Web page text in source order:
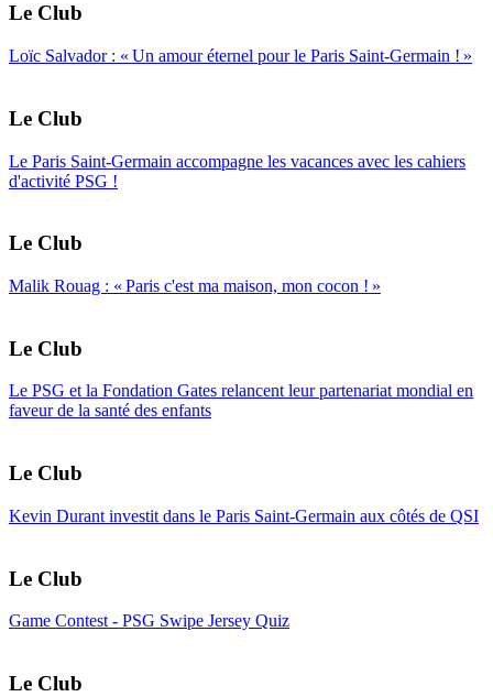
Le Club
Loïc Salvador : « Un amour éternel pour le Paris Saint-Germain ! »
Le Club
Le Paris Saint-Germain accompagne les vacances avec les cahiers
d'activité PSG !
Le Club
Malik Rouag : « Paris c'est ma maison, mon cocon ! »
Le Club
Le PSG et la Fondation Gates relancent leur partenariat mondial en
faveur de la santé des enfants
Le Club
Kevin Durant investit dans le Paris Saint-Germain aux côtés de QSI
Le Club
Game Contest - PSG Swipe Jersey Quiz
Le Club